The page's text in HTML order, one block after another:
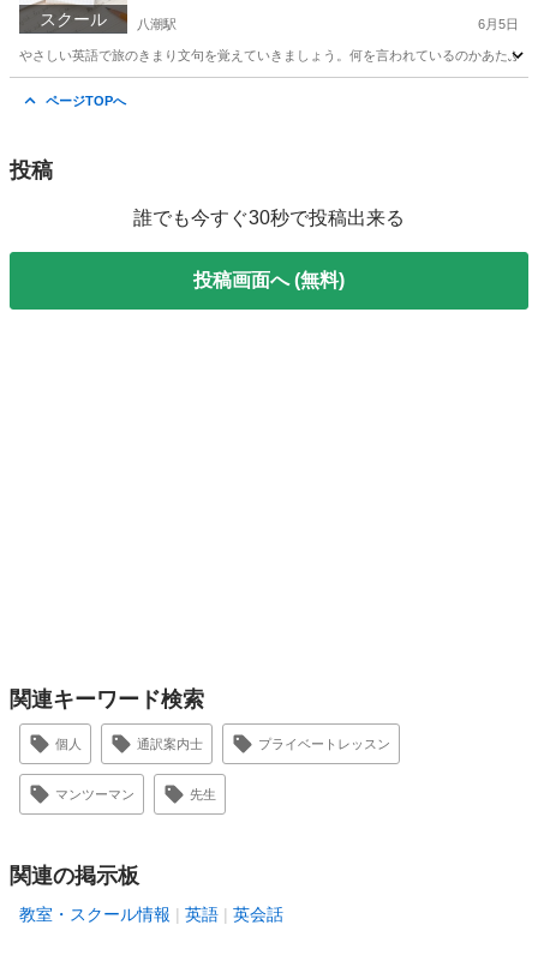
スクール 八潮駅 6月5日
やさしい英語で旅のきまり文句を覚えていきましょう。何を言われているのかあた
ページTOPへ
投稿
誰でも今すぐ30秒で投稿出来る
投稿画面へ (無料)
関連キーワード検索
個人 通訳案内士 プライベートレッスン
マンツーマン 先生
関連の掲示板
教室・スクール情報 英語 英会話